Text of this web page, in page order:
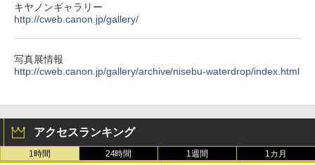
キヤノンギャラリー
http://cweb.canon.jp/gallery/
写真展情報
http://cweb.canon.jp/gallery/archive/nisebu-waterdrop/index.html
アクセスランキング
1時間 24時間 1週間 1カ月